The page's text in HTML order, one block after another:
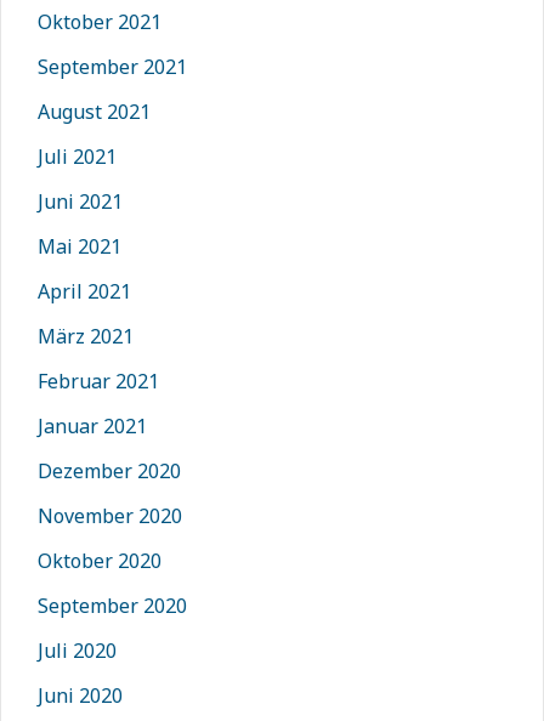
Oktober 2021
September 2021
August 2021
Juli 2021
Juni 2021
Mai 2021
April 2021
März 2021
Februar 2021
Januar 2021
Dezember 2020
November 2020
Oktober 2020
September 2020
Juli 2020
Juni 2020